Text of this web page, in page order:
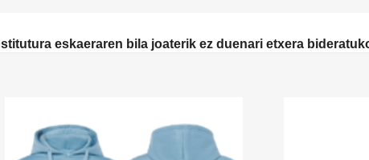
eskaeraren bila joaterik ez duenari etxera